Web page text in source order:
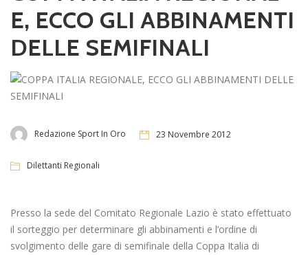
E, ECCO GLI ABBINAMENTI
DELLE SEMIFINALI
Redazione Sport In Oro 23 Novembre 2012
Dilettanti Regionali
Presso la sede del Comitato Regionale Lazio è stato effettuato
il sorteggio per determinare gli abbinamenti e l’ordine di
svolgimento delle gare di semifinale della Coppa Italia di